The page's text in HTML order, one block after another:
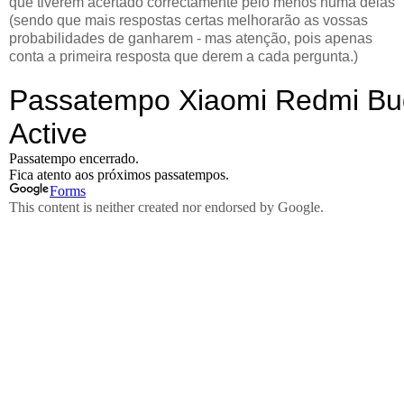
(sendo que mais respostas certas melhorarão as vossas
probabilidades de ganharem - mas atenção, pois apenas
conta a primeira resposta que derem a cada pergunta.)